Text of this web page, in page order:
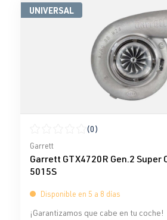
UNIVERSAL
Calificación promedio de 0 de 5
(0)
Garrett
Garrett GTX4720R Gen.2 Super
5015S
Disponible en 5 a 8 días
¡Garantizamos que cabe en tu coche!